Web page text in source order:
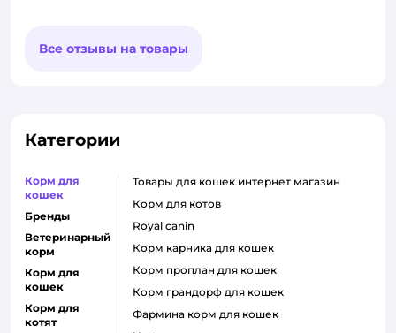
Все отзывы на товары
Категории
Корм для
кошек
Бренды
Ветеринарный
корм
Корм для
кошек
Корм для
котят
товары для кошек интернет магазин
корм для котов
royal canin
корм карника для кошек
корм проплан для кошек
корм грандорф для кошек
фармина корм для кошек